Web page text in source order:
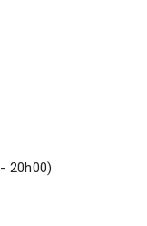
20h00)